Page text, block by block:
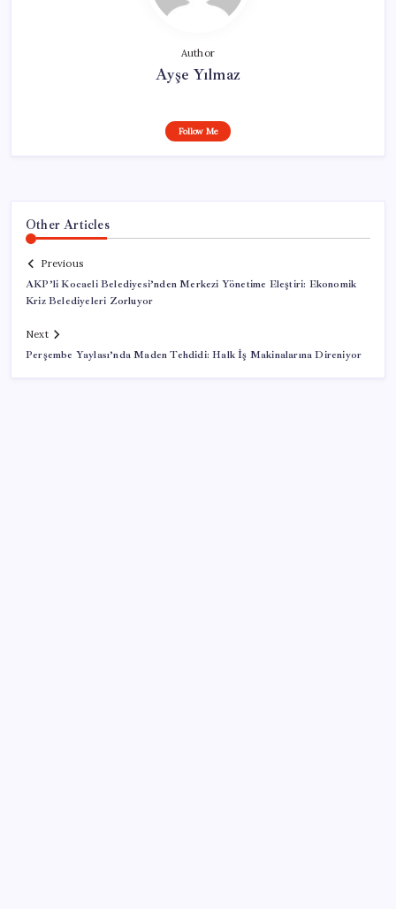
Author
Ayşe Yılmaz
Follow Me
Other Articles
Previous
AKP’li Kocaeli Belediyesi’nden Merkezi Yönetime Eleştiri: Ekonomik
Kriz Belediyeleri Zorluyor
Next
Perşembe Yaylası’nda Maden Tehdidi: Halk İş Makinalarına Direniyor